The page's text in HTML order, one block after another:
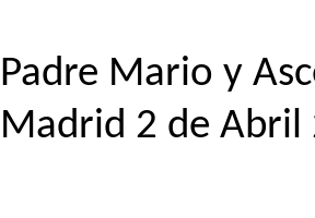
Padre Mario y
Madrid 2 de Abril